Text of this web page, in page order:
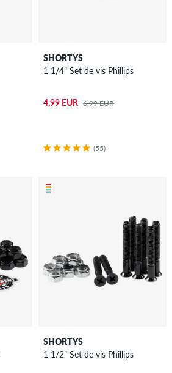
SHORTYS
1 1/4" Set de vis Phillips
4,99 EUR 6,99 EUR
(55)
SHORTYS
1 1/2" Set de vis Phillips